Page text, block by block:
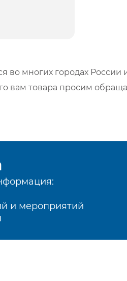
во многих городах России
вам товара просим
и мероприятий